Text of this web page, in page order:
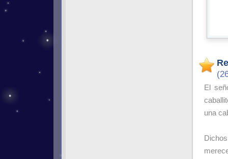
El
una